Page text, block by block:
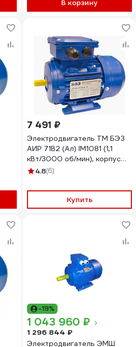
В корзину
7 491 ₽
Электродвигатель ТМ БЭЗ
АИР 71B2 (Ал) IM1081 (1,1
кВт/3000 об/мин), корпус
алюминий 44669
4.8(6)
Купить
-19%
1 043 960 ₽
1 296 844 ₽
Электродвигатель ЭМШ